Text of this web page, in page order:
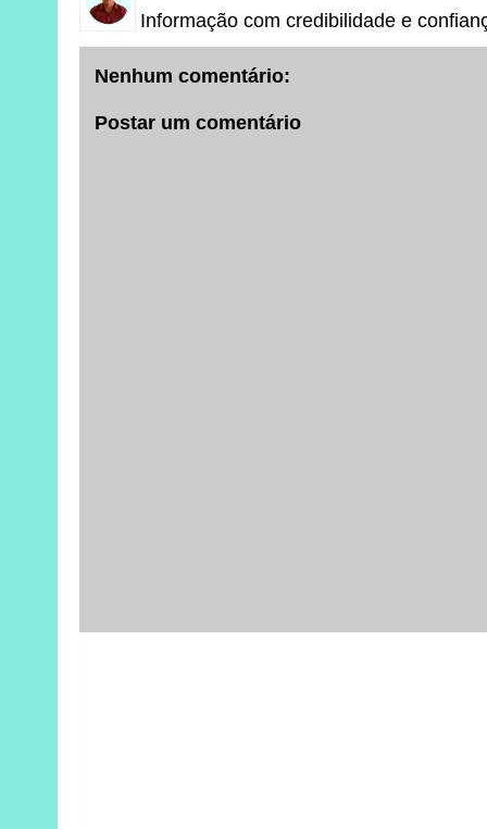
Informação com credibilidade e
Nenhum comentário:
Postar um comentário